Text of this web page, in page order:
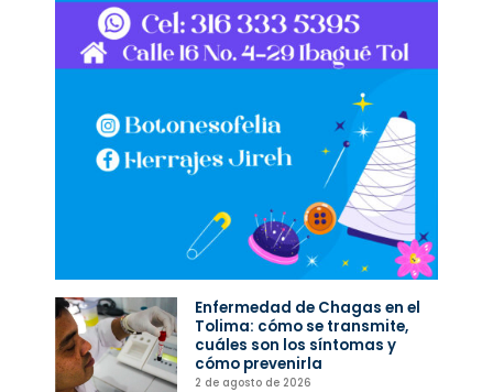
Enfermedad de Chagas en el
Tolima: cómo se transmite,
cuáles son los síntomas y
cómo prevenirla
2 de agosto de 2026